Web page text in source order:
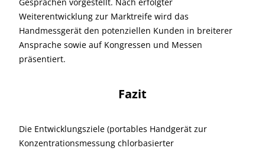
Weiterentwicklung zur Marktreife wird das
Handmessgerät den potenziellen Kunden in breiterer
Ansprache sowie auf Kongressen und Messen
präsentiert.
Fazit
Die Entwicklungsziele (portables Handgerät zur
Konzentrationsmessung chlorbasierter